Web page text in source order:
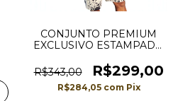
CONJUNTO PREMIUM
EXCLUSIVO ESTAMPADO
CAMISETA E BERMUDA
DA MARCA BENDOR
R$343,00 R$299,00
R$284,05 com Pix